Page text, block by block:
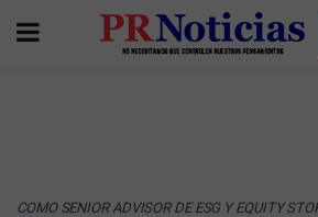
COMO SENIOR ADVISOR DE ESG Y EQUITY